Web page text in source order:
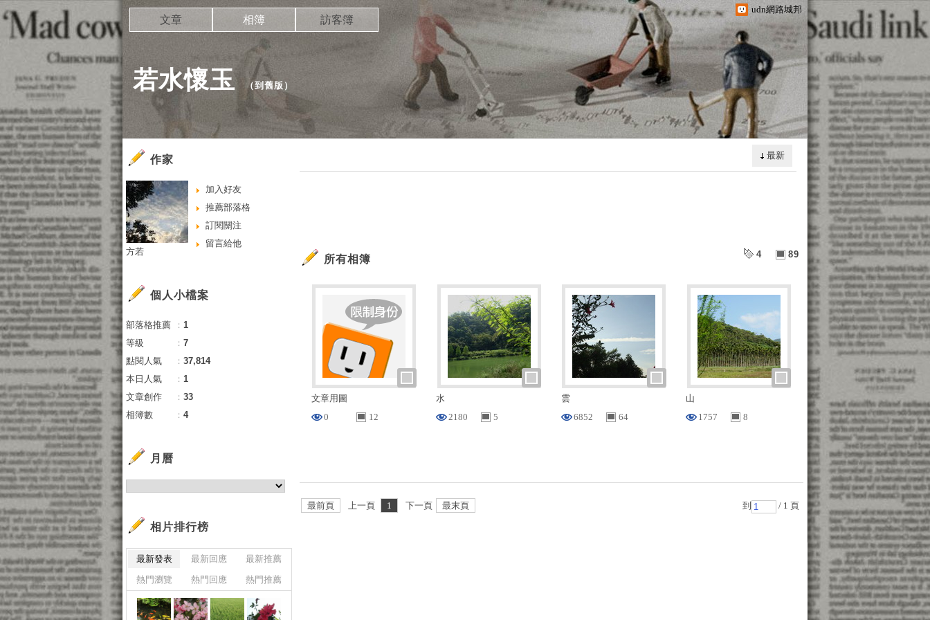
udn網路城邦
若水懷玉 （到舊版 ）
文章 相簿 訪客簿
最新
所有相簿 89
4
文章用圖
0
12
水
2180
5
雲
6852
64
山
1757
8
最前頁 上一頁 1 下一頁 最末頁 到 / 1 頁
作家
加入好友
推薦部落格
訂閱關注
留言給他
方若
個人小檔案
部落格推薦 ： 1
等級
： 7
點閱人氣
： 37,814
本日人氣
： 1
文章創作
： 33
相簿數
： 4
月曆
相片排行榜
最新發表 最新回應
最新推薦
熱門瀏覽
熱門回應 熱門推薦